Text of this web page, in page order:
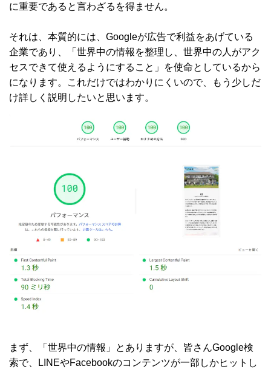
に重要であると言わざるを得ません。
それは、本質的には、Googleが広告で利益をあげている
企業であり、「世界中の情報を整理し、世界中の人がアク
セスできて使えるようにすること」を使命としているから
になります。これだけではわかりにくいので、もう少しだ
け詳しく説明したいと思います。
まず、「世界中の情報」とありますが、皆さんGoogle検
索で、LINEやFacebookのコンテンツが一部しかヒットし